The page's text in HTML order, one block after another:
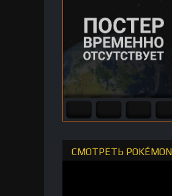
СМОТРЕТЬ